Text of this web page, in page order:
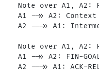
Note over A1, A2:
A1 ->> A2:
A2 -->> A1:
Note over A1, A2:
A1 ->> A2: FIN-